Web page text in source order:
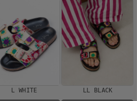
L WHITE LL BLACK